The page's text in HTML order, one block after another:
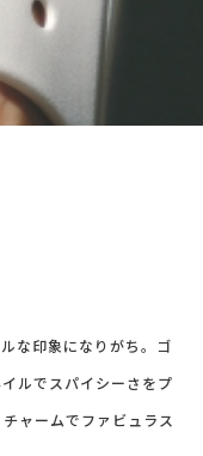
な印象になりがち。ゴ
ルでスパイシーさをプ
ャームでファビュラス